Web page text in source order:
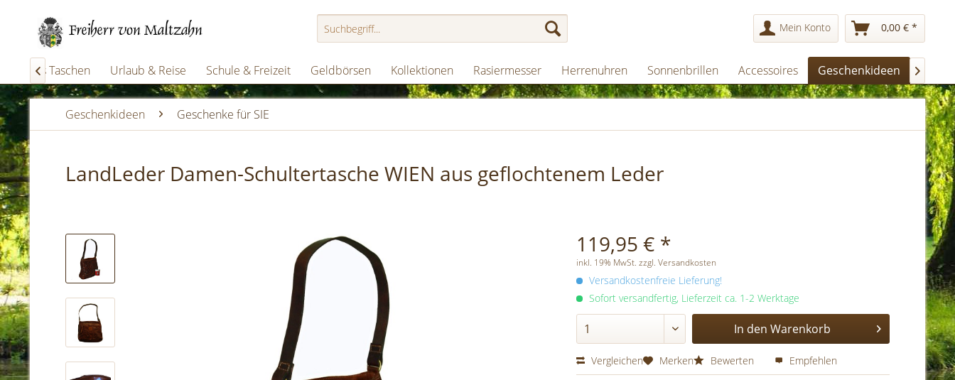
Mein Konto 0,00 € *
Business Taschen Urlaub & Reise Schule & Freizeit Geldbörsen Kollektionen Rasiermesser Herrenuhren Sonnenbrillen Accessoires Geschenkideen
 
Geschenkideen Geschenke für SIE
LandLeder Damen-Schultertasche WIEN aus geflochtenem Leder
119,95 € *
inkl. 19% MwSt. zzgl. Versandkosten
Versandkostenfreie Lieferung!
Sofort versandfertig, Lieferzeit ca. 1-2 Werktage
In den Warenkorb
Vergleichen Merken Bewerten Empfehlen